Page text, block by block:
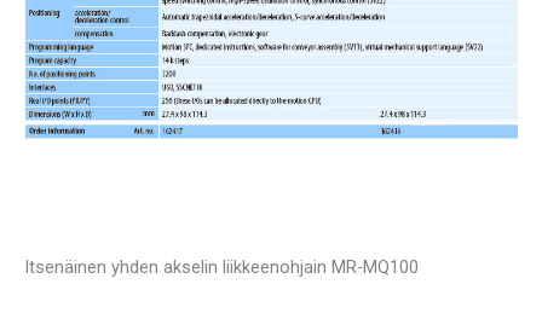
Itsenäinen yhden akselin liikkeenohjain MR-MQ100